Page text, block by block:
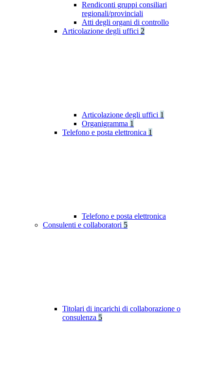
Rendiconti gruppi consiliari
regionali/provinciali
Atti degli organi di controllo
Articolazione degli uffici 2
Articolazione degli uffici 1
Organigramma 1
Telefono e posta elettronica 1
Telefono e posta elettronica
Consulenti e collaboratori 5
Titolari di incarichi di collaborazione o
consulenza 5